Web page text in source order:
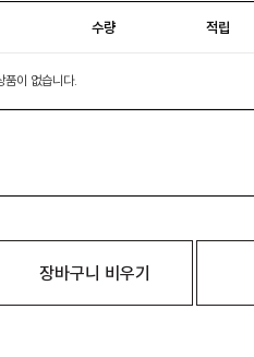
수량 적립
품이 없습니다.
장바구니 비우기